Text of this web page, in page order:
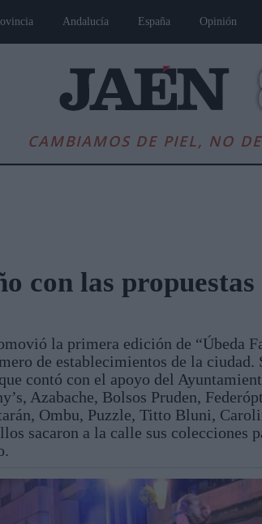
Andalucía España Opinión
CAMBIAMOS DE PIEL, NO
con las propuestas
la primera edición de “Úbeda
de establecimientos de la ciudad.
contó con el apoyo del
Azabache, Bolsos Pruden,
Ombu, Puzzle, Titto Bluni,
sacaron a la calle sus colecciones